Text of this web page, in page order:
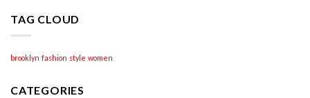
TAG CLOUD
brooklyn fashion style women
CATEGORIES